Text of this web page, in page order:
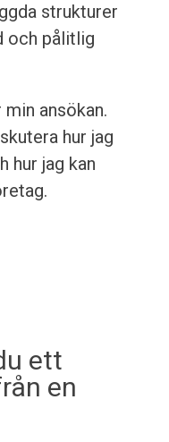
strukturer
och pålitlig
ansökan.
hur jag
hur jag kan
ett
en